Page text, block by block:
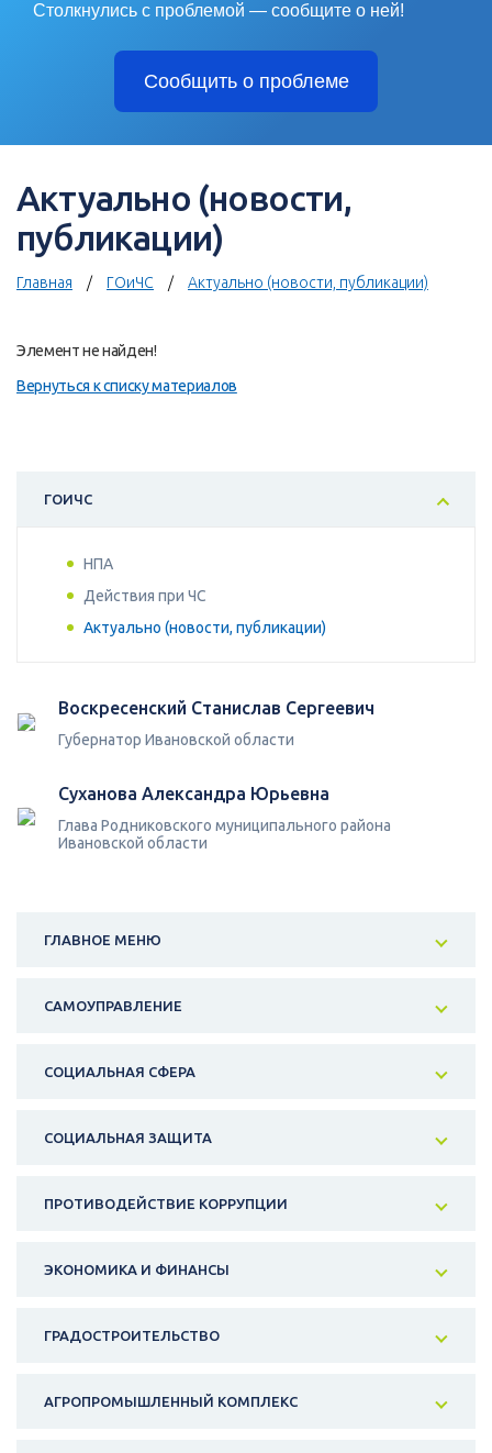
Столкнулись с проблемой — сообщите о ней!
Сообщить о проблеме
Актуально (новости,
публикации)
Главная ГОиЧС Актуально (новости, публикации)
Элемент не найден!
Вернуться к списку материалов
ГОИЧС
НПА
Действия при ЧС
Актуально (новости, публикации)
Воскресенский Станислав Сергеевич
Губернатор Ивановской области
Суханова Александра Юрьевна
Глава Родниковского муниципального района
Ивановской области
ГЛАВНОЕ МЕНЮ
САМОУПРАВЛЕНИЕ
СОЦИАЛЬНАЯ СФЕРА
СОЦИАЛЬНАЯ ЗАЩИТА
ПРОТИВОДЕЙСТВИЕ КОРРУПЦИИ
ЭКОНОМИКА И ФИНАНСЫ
ГРАДОСТРОИТЕЛЬСТВО
АГРОПРОМЫШЛЕННЫЙ КОМПЛЕКС